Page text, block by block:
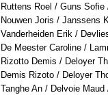
Ruttens Roel / Guns Sofie
Nouwen Joris / Janssens
Vanderheiden Erik /
De Meester Caroline /
Rizotto Demis / Deloyer
Demis Rizoto / Deloyer
Tanghe An / Delvoie